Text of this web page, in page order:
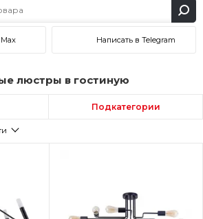
Написать в Telegram
люстры в гостиную
Подкатегории